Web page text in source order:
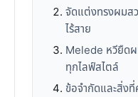
จัดแต่งทรงผมส
ไร้สาย
Melede หวียืดผ
ทุกไลฟ์สไตล์
ข้อจำกัดและสิ่ง